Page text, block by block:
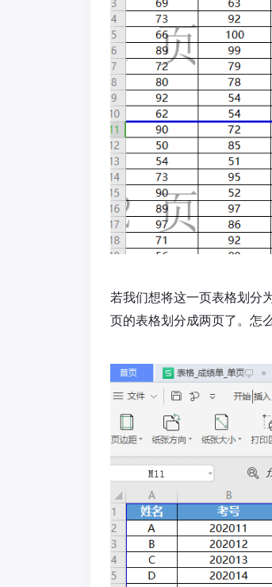
若我们想将这一页表格划分
页的表格划分成两页了。怎